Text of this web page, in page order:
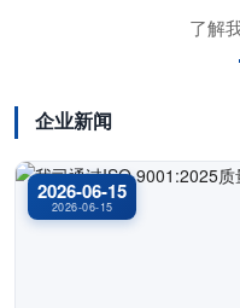
了解
企业新闻
2026-06-15
2026-06-15